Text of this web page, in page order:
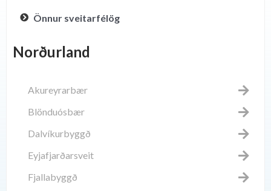
Önnur sveitarfélög
Norðurland
Akureyrarbær
Blönduósbær
Dalvíkurbyggð
Eyjafjarðarsveit
Fjallabyggð